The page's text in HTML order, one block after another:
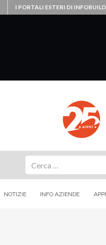
I PORTALI ESTERI DI INFOBUILD
NOTIZIE INFO AZIENDE